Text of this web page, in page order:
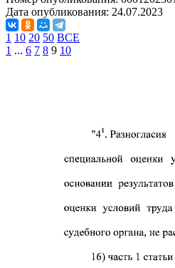
Дата опубликования: 24.07.2023
1 10 20 50 ВСЕ
1 ... 6 7 8 9 10